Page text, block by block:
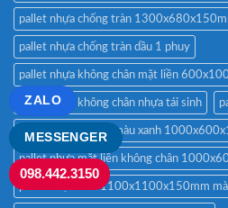
pallet nhựa chống tràn
pallet nhựa chống tràn dầu 1 phuy
pallet nhựa không chân mặt liền
pallet nhựa không chân nhựa tái sinh
pallet nhựa lót sàn màu xanh
pallet nhựa mặt liền không chân
pallet nhựa mới 1100x1100x150mm
MESSENGER
ZALO
098.442.3150